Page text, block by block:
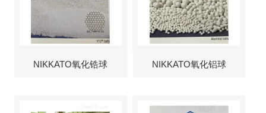
NIKKATO氧化锆球 NIKKATO氧化铝球